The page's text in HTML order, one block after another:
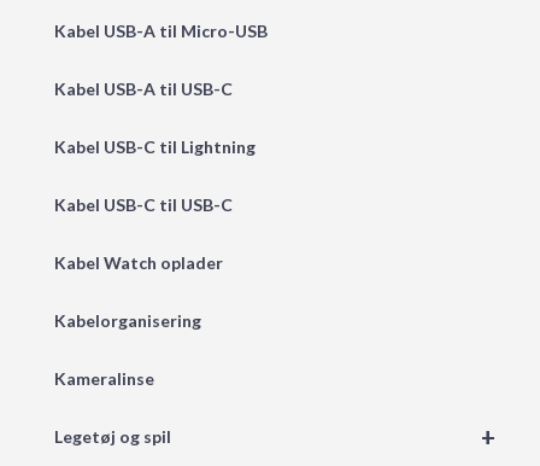
Kabel USB-A til Micro-USB
Kabel USB-A til USB-C
Kabel USB-C til Lightning
Kabel USB-C til USB-C
Kabel Watch oplader
Kabelorganisering
Kameralinse
+
Legetøj og spil